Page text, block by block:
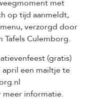
met
op tijd aanmeldt,
verzorgd door
Tafels Culemborg.
(gratis)
een mailtje te
meer informatie.